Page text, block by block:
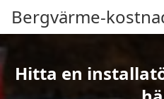
Bergvärme-
Hitta en